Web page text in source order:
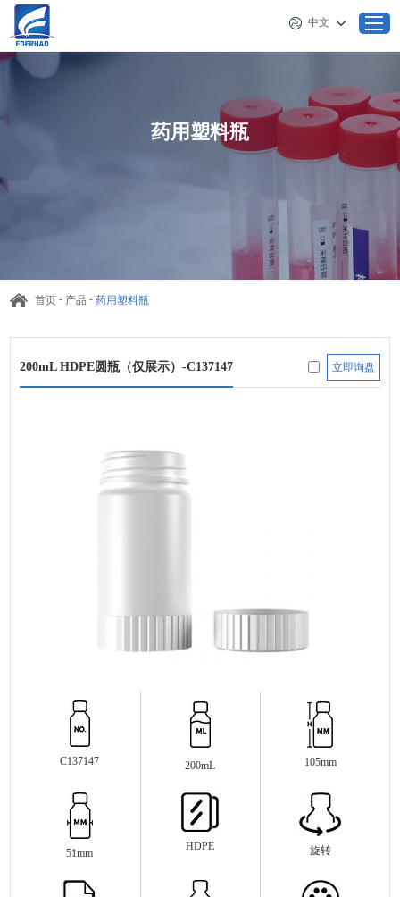
首页
联系我们
中文
药用塑料瓶
首页 - 产品 -药用塑料瓶
200mL HDPE圆瓶（仅展示）-C137147 立即询盘
C137147 200mL 105mm
51mm
HDPE 旋转